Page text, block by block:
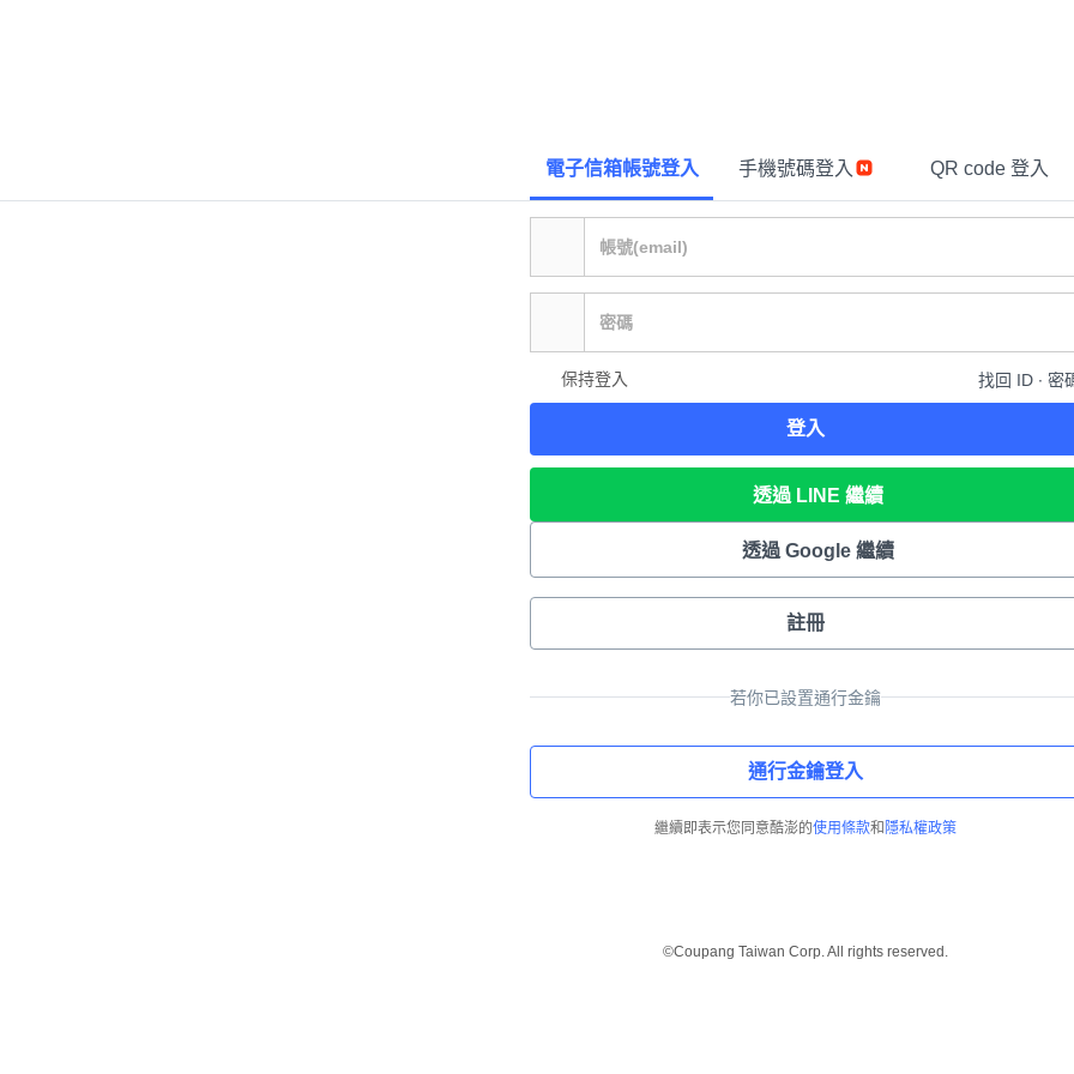
電子信箱帳號登入 手機號碼登入 QR code 登入
保持登入 找回 ID ∙ 密
登入
透過 LINE 繼續
透過 Google 繼續
註冊
若你已設置通行金鑰
通行金鑰登入
繼續即表示您同意酷澎的使用條款和 隱私權政策
©Coupang Taiwan Corp. All rights reserved.